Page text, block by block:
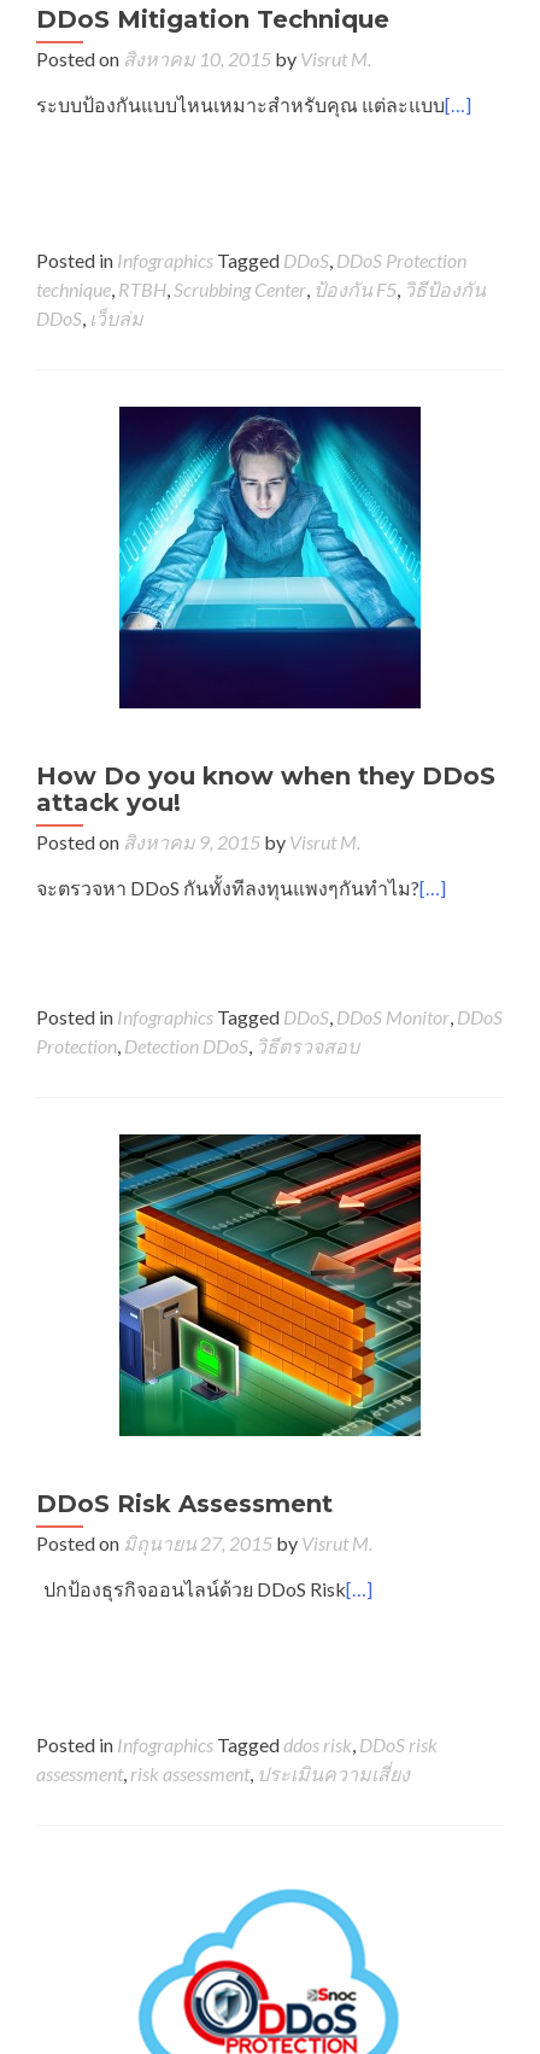
DDoS Mitigation Technique
Posted on สิงหาคม 10, 2015 by Visrut M.
ระบบป้องกันแบบไหนเหมาะสำหรับคุณ แต่ละแบบ[…]
Posted in Infographics Tagged DDoS, DDoS Protection
technique, RTBH,Scrubbing Center, ป้องกัน F5, วิธีป้องกัน
DDoS, เว็บล่ม
How Do you know when they DDoS
attack you!
Posted on สิงหาคม 9, 2015 by Visrut M.
จะตรวจหา DDoS กันทั้งทีลงทุนแพงๆกันทำไม?[…]
Posted in Infographics Tagged DDoS, DDoS Monitor, DDoS
Protection, Detection DDoS, วิธีตรวจสอบ
DDoS Risk Assessment
Posted on มิถุนายน 27, 2015 by Visrut M.
ปกป้องธุรกิจออนไลน์ด้วย DDoS Risk[…]
Posted in Infographics Taggedddos risk, DDoS risk
assessment, risk assessment, ประเมินความเสี่ยง